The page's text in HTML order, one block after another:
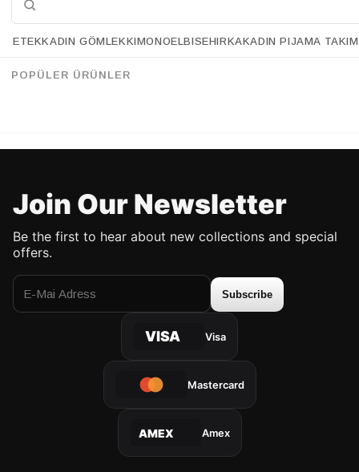
54.90 USD
63.90 USD
Join Our Newsletter
Be the first to hear about new collections and special
offers.
Subscribe
VISA Visa
Mastercard
AMEX Amex
ETEKKADIN GÖMLEKKIMONOELBISEHIRKAKADIN PIJAMA TAKIM
POPÜLER ÜRÜNLER